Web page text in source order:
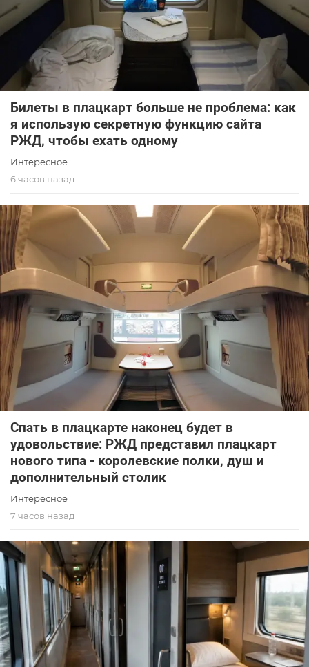
Билеты в плацкарт больше не проблема: как
я использую секретную функцию сайта
РЖД, чтобы ехать одному
Интересное
6 часов назад
Спать в плацкарте наконец будет в
удовольствие: РЖД представил плацкарт
нового типа - королевские полки, душ и
дополнительный столик
Интересное
7 часов назад